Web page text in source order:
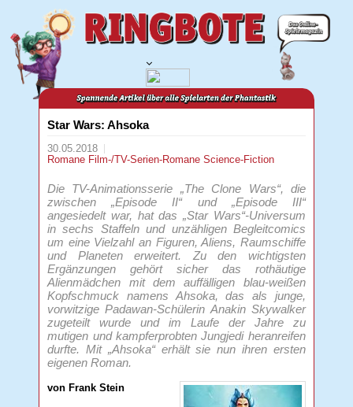
Star Wars: Ahsoka
30.05.2018
Romane Film-/TV-Serien-RomaneScience-Fiction
Die TV-Animationsserie „The Clone Wars“, die
zwischen „Episode II“ und „Episode III“
angesiedelt war, hat das „Star Wars“-Universum
in sechs Staffeln und unzähligen Begleitcomics
um eine Vielzahl an Figuren, Aliens, Raumschiffe
und Planeten erweitert. Zu den wichtigsten
Ergänzungen gehört sicher das rothäutige
Alienmädchen mit dem auffälligen blau-weißen
Kopfschmuck namens Ahsoka, das als junge,
vorwitzige Padawan-Schülerin Anakin Skywalker
zugeteilt wurde und im Laufe der Jahre zu
mutigen und kampferprobten Jungjedi heranreifen
durfte. Mit „Ahsoka“ erhält sie nun ihren ersten
eigenen Roman.
von Frank Stein